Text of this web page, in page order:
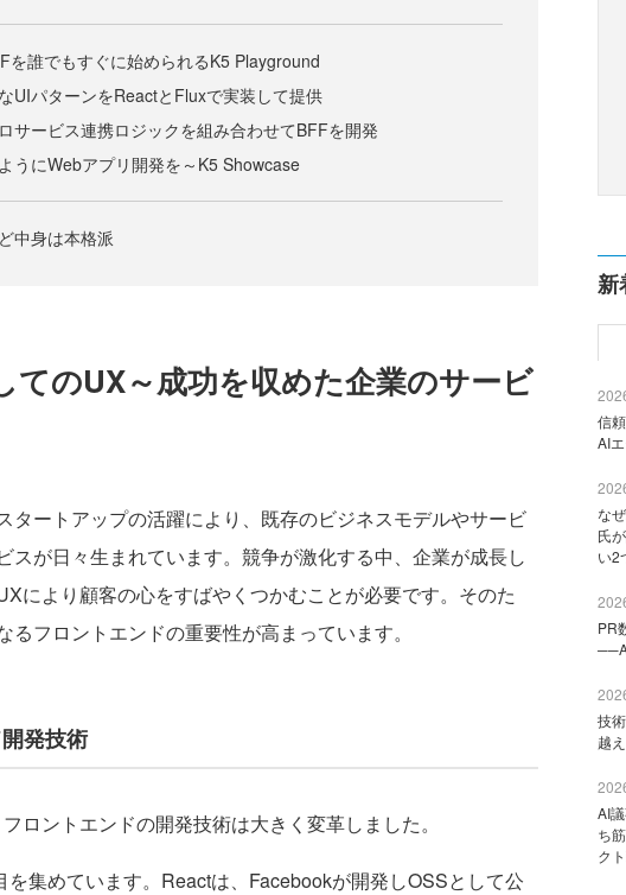
を誰でもすぐに始められるK5 Playground
UIパターンをReactとFluxで実装して提供
サービス連携ロジックを組み合わせてBFFを開発
うにWebアプリ開発を～K5 Showcase
中身は本格派
てのUX～成功を収めた企業のサービ
タートアップの活躍により、既存のビジネスモデルやサービ
スが日々生まれています。競争が激化する中、企業が成長し
により顧客の心をすばやくつかむことが必要です。そのた
フロントエンドの重要性が高まっています。
発技術
ロントエンドの開発技術は大きく変革しました。
を集めています。Reactは、Facebookが開発しOSSとして公
新
信
AI
な
氏
い2
PR
技
越
AI
ち
ク